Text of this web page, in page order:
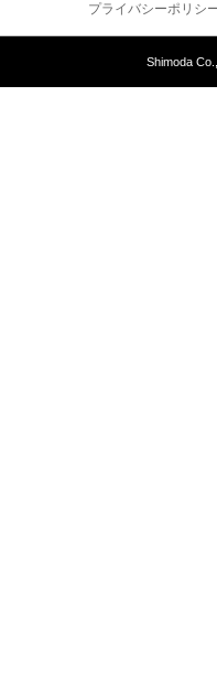
プライバシーポリシ
Shimoda